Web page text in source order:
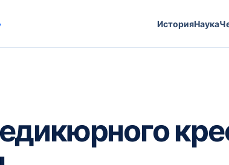
ИсторияНаука